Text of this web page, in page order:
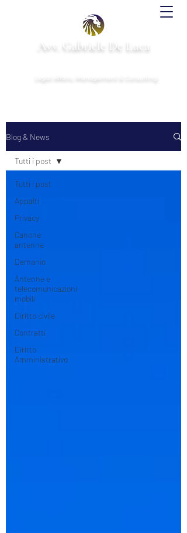
Avv. Gabriele De Luca
Legal Affairs, Management & Consulting
Blog & News
Tutti i post
Appalti
Privacy
Canone
antenne
Demanio
Antenne e
telecomunicazioni
mobili
Diritto civile
Contratti
Diritto
Amministrativo
Tutti i post